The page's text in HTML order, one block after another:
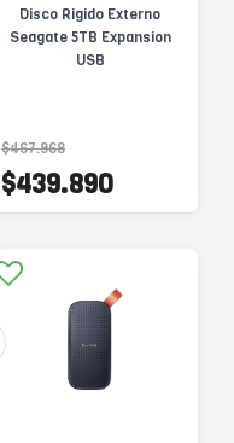
Disco Rigido Externo
Seagate 5TB Expansion
USB
$467.968
$439.890